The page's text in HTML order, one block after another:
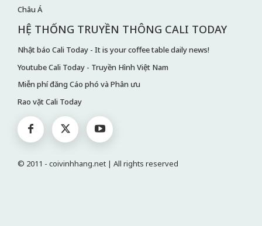
Châu Á
HỆ THỐNG TRUYỀN THÔNG CALI TODAY
Nhật báo Cali Today - It is your coffee table daily news!
Youtube Cali Today - Truyền Hình Việt Nam
Miễn phí đăng Cáo phó và Phân ưu
Rao vặt Cali Today
© 2011 - coivinhhang.net | All rights reserved